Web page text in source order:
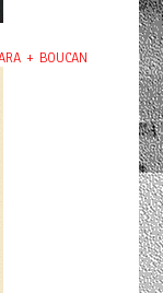
+ BOUCAN